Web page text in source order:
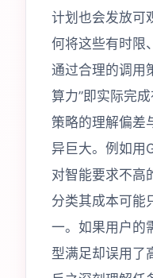
计划也会发放可
何将这些有时限
通过合理的调用
算力”即实际完
策略的理解偏差
异巨大。例如用
对智能要求不高
分类其成本可能
一。如果用户的
型满足却误用了